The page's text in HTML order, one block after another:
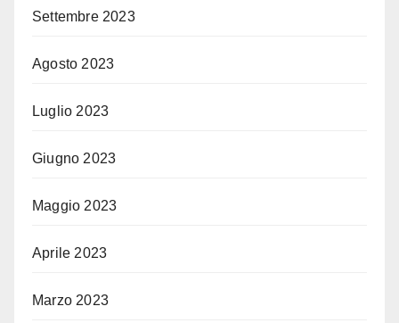
Settembre 2023
Agosto 2023
Luglio 2023
Giugno 2023
Maggio 2023
Aprile 2023
Marzo 2023